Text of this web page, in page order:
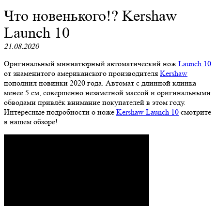
Что новенького!? Kershaw
Launch 10
21.08.2020
Оригинальный миниатюрный автоматический нож Launch 10
от знаменитого американского производителя Kershaw
пополнил новинки 2020 года. Автомат с длинной клинка
менее 5 см, совершенно незаметной массой и оригинальными
обводами привлёк внимание покупателей в этом году.
Интересные подробности о ноже Kershaw Launch 10 смотрите
в нашем обзоре!